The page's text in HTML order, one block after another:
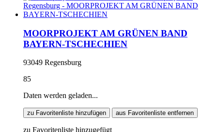
MOORPROJEKT AM GRÜNEN BAND
BAYERN-TSCHECHIEN
93049 Regensburg
85
Daten werden geladen...
zu Favoritenliste hinzufügen aus Favoritenliste entfernen
zu Favoritenliste hinzugefügt